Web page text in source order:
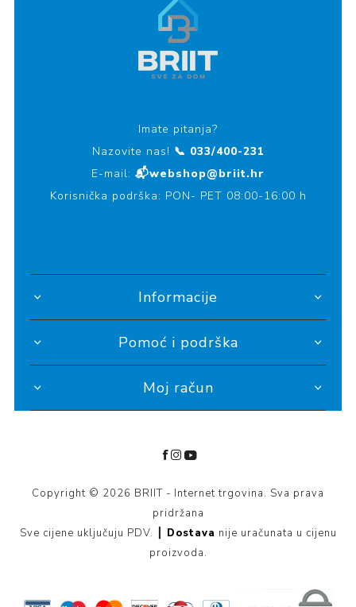
Imate pitanja?
Nazovite nas! 📞 033/400-231
E-mail: 📬webshop@briit.hr
Korisnička podrška: PON- PET 08:00-16:00 h
Informacije
Pomoć i podrška
Moj račun
Copyright © 2026 BRIIT - Internet trgovina. Sva prava
pridržana
Sve cijene uključuju PDV. ┃ Dostava nije uračunata u cijenu
proizvoda.